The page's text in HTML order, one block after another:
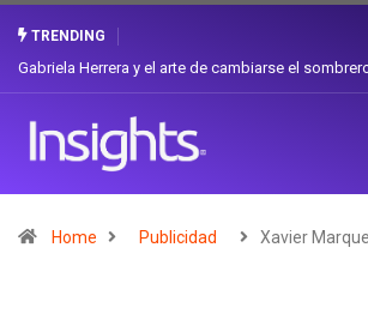
TRENDING
Gabriela Herrera y el arte de cambiarse el
Home Publicidad Xavier